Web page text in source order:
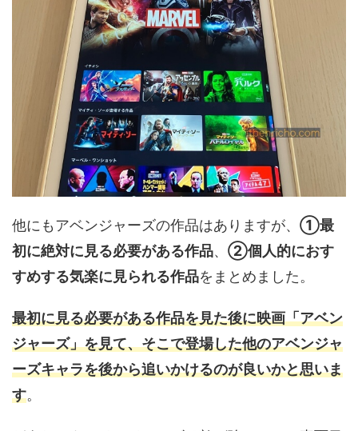
他にもアベンジャーズの作品はありますが、 ①最
初に絶対に見る必要がある作品、 ②個人的におす
すめする気楽に見られる作品をまとめました。
最初に見る必要がある作品を見た後に映画「アベン
ジャーズ」を見て、そこで登場した他のアベンジャ
ーズキャラを後から追いかけるのが良いかと思いま
す。